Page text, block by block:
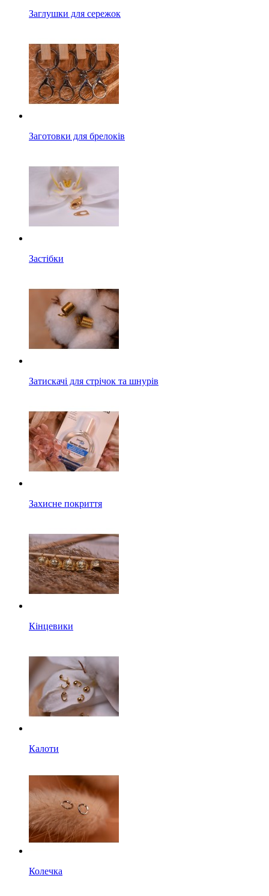
Заглушки для сережок
Заготовки для брелоків
Застібки
Затискачі для стрічок та шнурів
Захисне покриття
Кінцевики
Калоти
Колечка